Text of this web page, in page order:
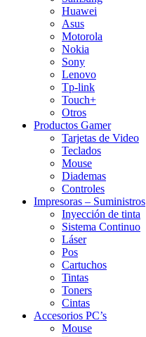
Huawei
Asus
Motorola
Nokia
Sony
Lenovo
Tp-link
Touch+
Otros
Productos Gamer
Tarjetas de Video
Teclados
Mouse
Diademas
Controles
Impresoras – Suministros
Inyección de tinta
Sistema Continuo
Láser
Pos
Cartuchos
Tintas
Toners
Cintas
Accesorios PC’s
Mouse